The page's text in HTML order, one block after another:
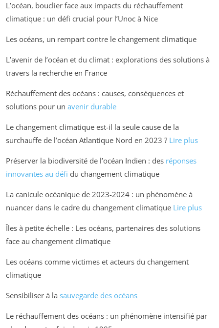
L’océan, bouclier face aux impacts du réchauffement
climatique : un défi crucial pour l’Unoc à Nice
Les océans, un rempart contre le changement climatique
L’avenir de l’océan et du climat : explorations des solutions à
travers la recherche en France
Réchauffement des océans : causes, conséquences et
solutions pour un avenir durable
Le changement climatique est-il la seule cause de la
surchauffe de l’océan Atlantique Nord en 2023 ? Lire plus
Préserver la biodiversité de l’océan Indien : des réponses
innovantes au défi du changement climatique
La canicule océanique de 2023-2024 : un phénomène à
nuancer dans le cadre du changement climatique Lire plus
Îles à petite échelle : Les océans, partenaires des solutions
face au changement climatique
Les océans comme victimes et acteurs du changement
climatique
Sensibiliser à la sauvegarde des océans
Le réchauffement des océans : un phénomène intensifié par